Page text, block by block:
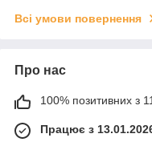
Всі умови повернення
Про нас
100% позитивних з 11
Працює з